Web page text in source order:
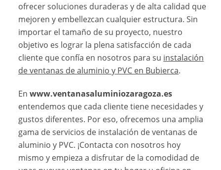
ofrecer soluciones duraderas y de alta calidad que
mejoren y embellezcan cualquier estructura. Sin
importar el tamaño de su proyecto, nuestro
objetivo es lograr la plena satisfacción de cada
cliente que confía en nosotros para su instalación
de ventanas de aluminio y PVC en Bubierca.
Enwww.ventanasaluminiozaragoza.es
entendemos que cada cliente tiene necesidades y
gustos diferentes. Por eso, ofrecemos una amplia
gama de servicios de instalación de ventanas de
aluminio y PVC. ¡Contacta con nosotros hoy
mismo y empieza a disfrutar de la comodidad de